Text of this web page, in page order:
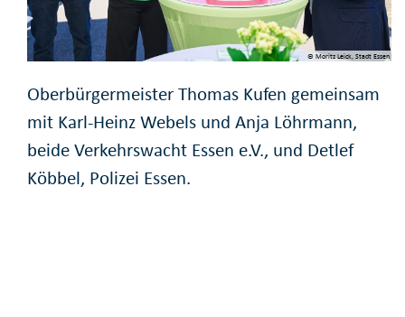
© Moritz Leick, Stadt Essen
Oberbürgermeister Thomas Kufen gemeinsam
mit Karl-Heinz Webels und Anja Löhrmann,
beide Verkehrswacht Essen e.V., und Detlef
Köbbel, Polizei Essen.